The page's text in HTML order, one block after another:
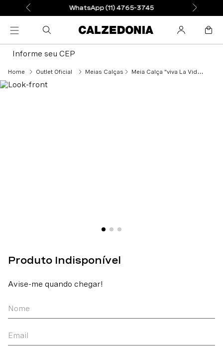
WhatsApp (11) 4765-3745
Informe seu CEP
Outlet Oficial Meias Calças Meia Calça "viva La Vida" Frida Kahlo Fio 30 - Preto